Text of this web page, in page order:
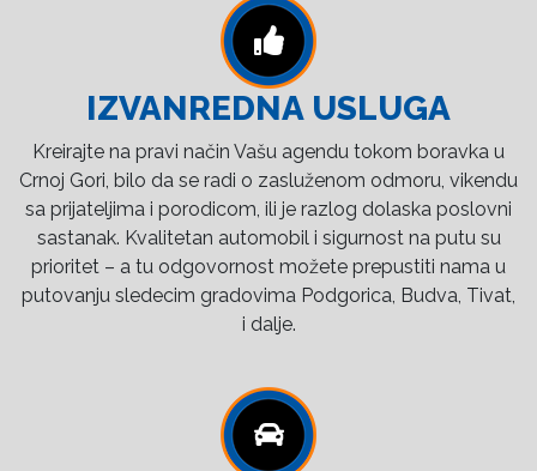
IZVANREDNA USLUGA
Kreirajte na pravi način Vašu agendu tokom boravka u
Crnoj Gori, bilo da se radi o zasluženom odmoru, vikendu
sa prijateljima i porodicom, ili je razlog dolaska poslovni
sastanak. Kvalitetan automobil i sigurnost na putu su
prioritet – a tu odgovornost možete prepustiti nama u
putovanju sledecim gradovima Podgorica, Budva, Tivat,
i dalje.